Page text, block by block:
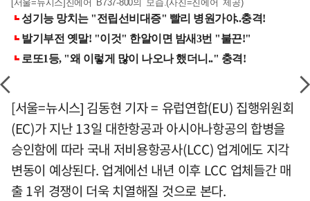
[서울=뉴시스]진에어 B737-800의 모습.(사진=진에어 제공)
[서울=뉴시스] 김동현 기자 = 유럽연합(EU) 집행위원회
(EC)가 지난 13일 대한항공과 아시아나항공의 합병을
승인함에 따라 국내 저비용항공사(LCC) 업계에도 지각
변동이 예상된다. 업계에선 내년 이후 LCC 업체들간 매
출 1위 경쟁이 더욱 치열해질 것으로 본다.